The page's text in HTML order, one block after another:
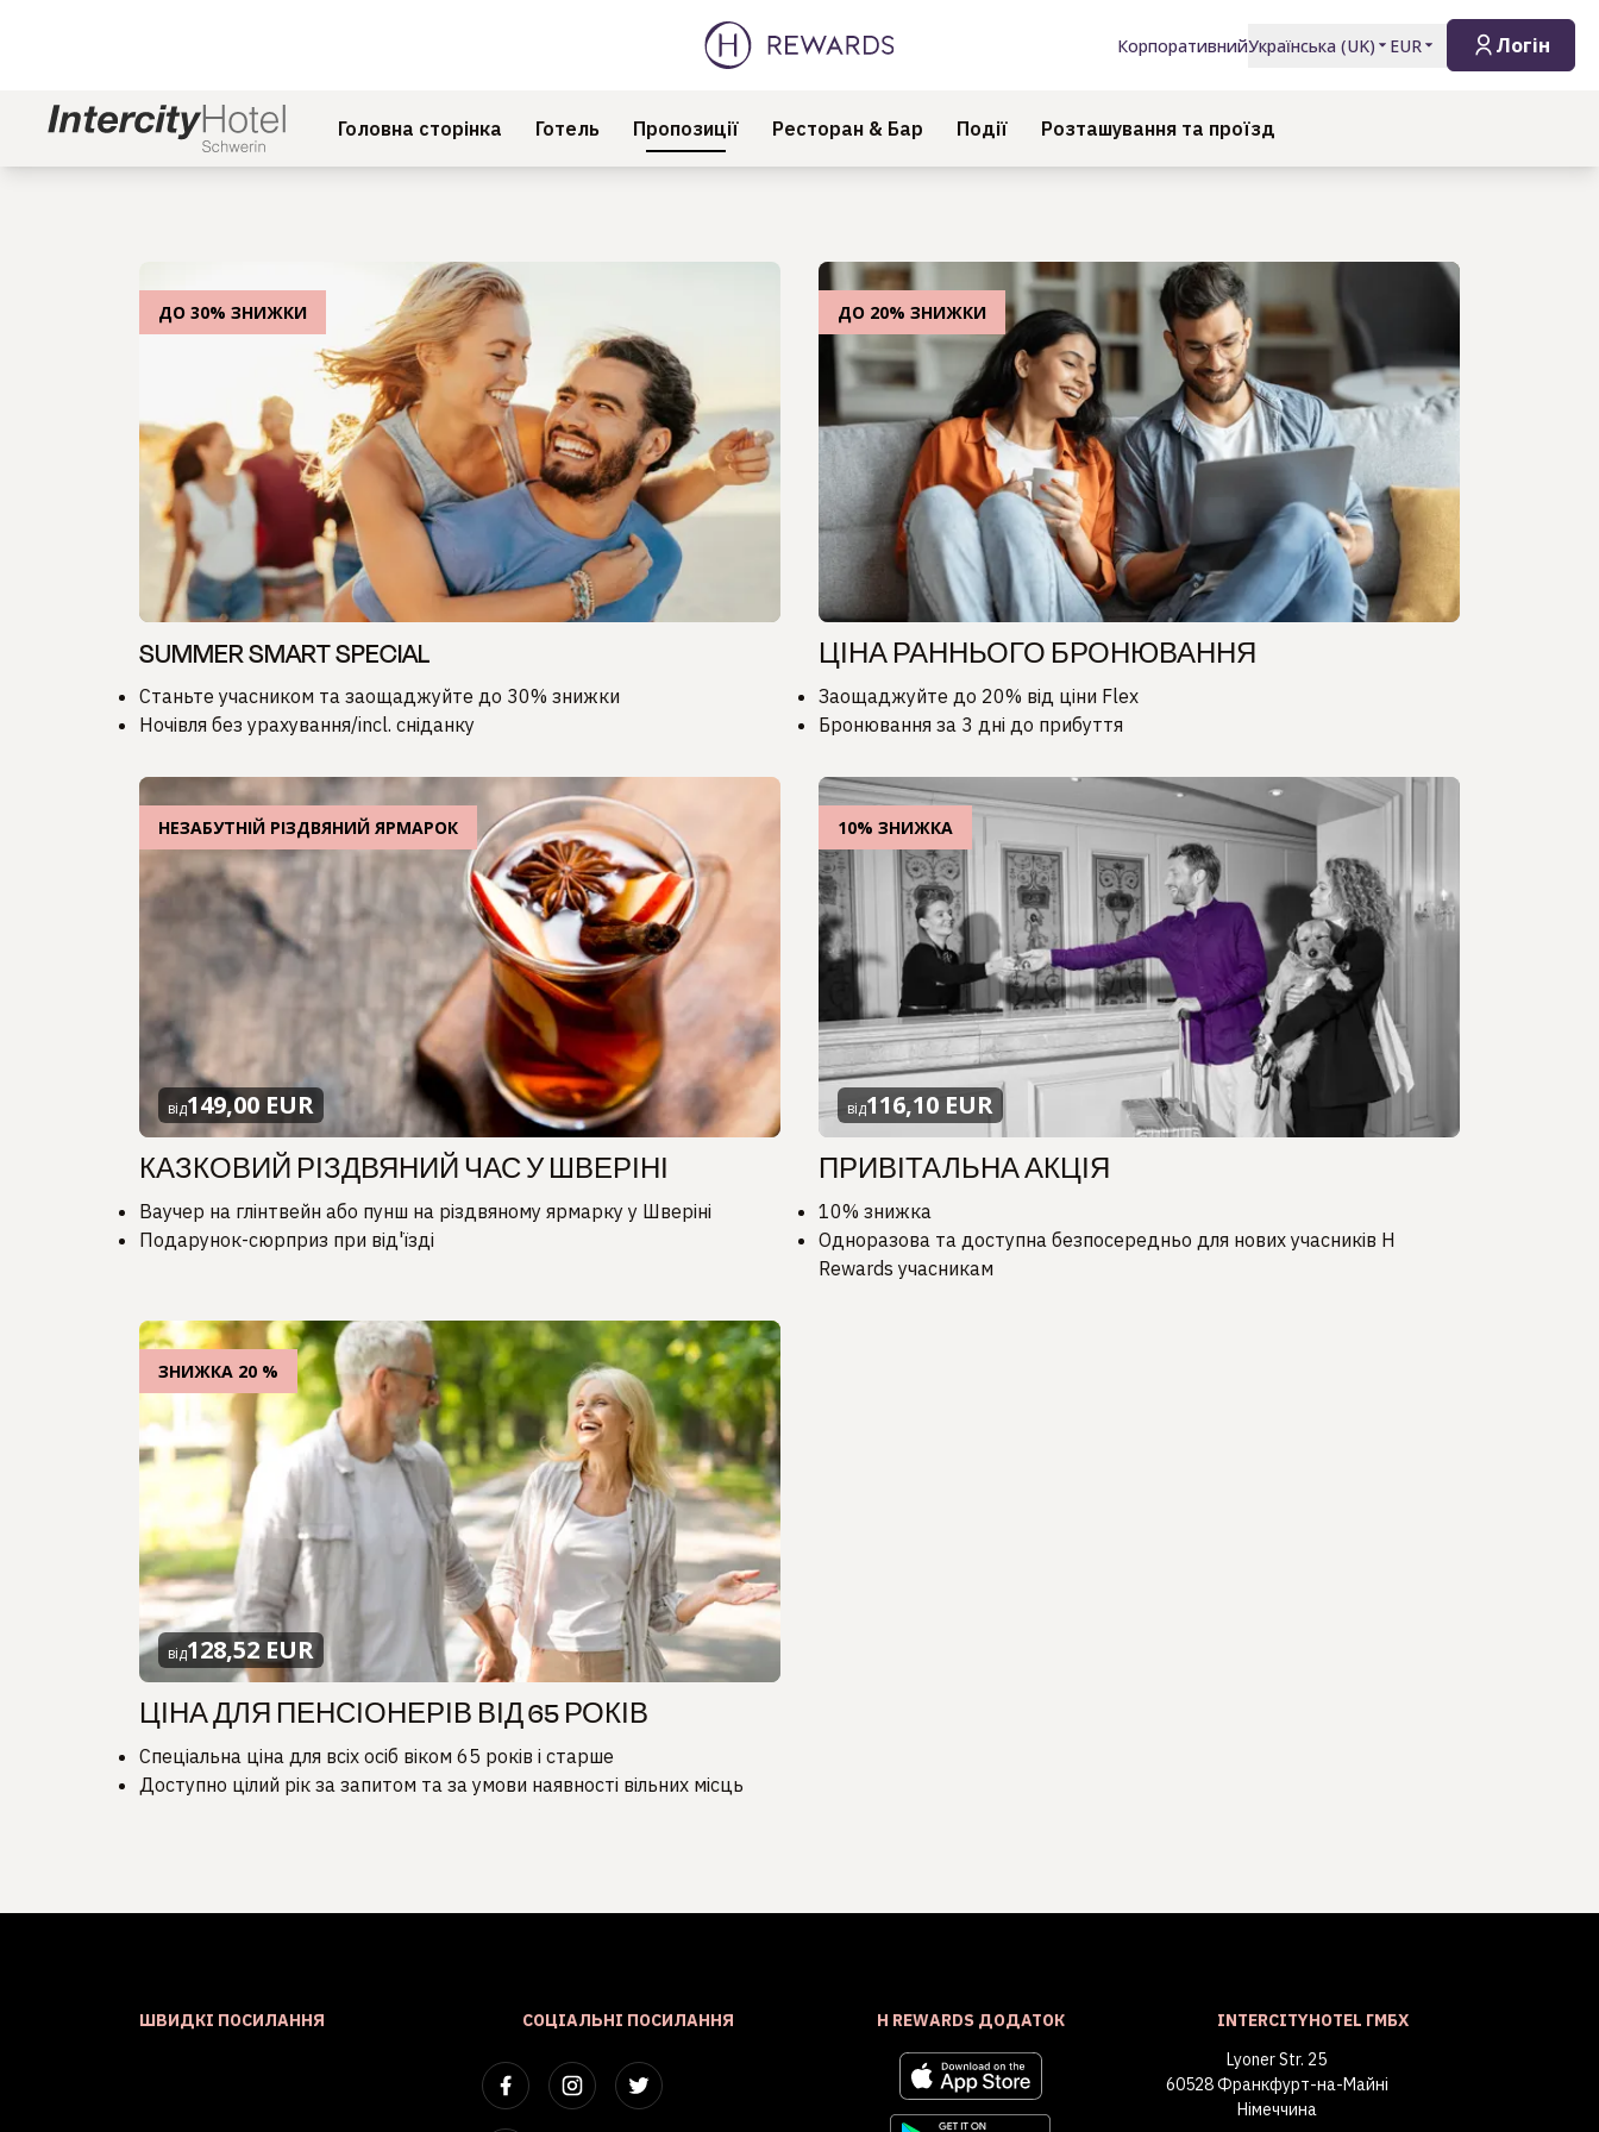
КорпоративнийУкраїнська (UK) EUR Логін
Головна сторінка Готель Пропозиції Ресторан & Бар Події Розташування та проїзд
ДО 30% ЗНИЖКИ
SUMMER SMART SPECIAL
Станьте учасником та заощаджуйте до 30% знижки
Ночівля без урахування/incl. сніданку
ДО 20% ЗНИЖКИ
ЦІНА РАННЬОГО БРОНЮВАННЯ
Заощаджуйте до 20% від ціни Flex
Бронювання за 3 дні до прибуття
НЕЗАБУТНІЙ РІЗДВЯНИЙ ЯРМАРОК
від149,00 EUR
КАЗКОВИЙ РІЗДВЯНИЙ ЧАС У ШВЕРІНІ
Ваучер на глінтвейн або пунш на різдвяному ярмарку у Шверіні
Подарунок-сюрприз при від'їзді
10% ЗНИЖКА
від116,10 EUR
ПРИВІТАЛЬНА АКЦІЯ
10% знижка
Одноразова та доступна безпосередньо для нових учасників H
Rewards учасникам
ЗНИЖКА 20 %
від128,52 EUR
ЦІНА ДЛЯ ПЕНСІОНЕРІВ ВІД 65 РОКІВ
Спеціальна ціна для всіх осіб віком 65 років і старше
Доступно цілий рік за запитом та за умови наявності вільних місць
ШВИДКІ ПОСИЛАННЯ СОЦІАЛЬНІ ПОСИЛАННЯ H REWARDS ДОДАТОК
INTERCITYHOTEL ГМБХ
Lyoner Str. 25
60528 Франкфурт-на-Майні
Німеччина